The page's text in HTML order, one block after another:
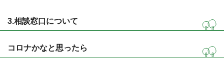
3.相談窓口について
コロナかなと思ったら